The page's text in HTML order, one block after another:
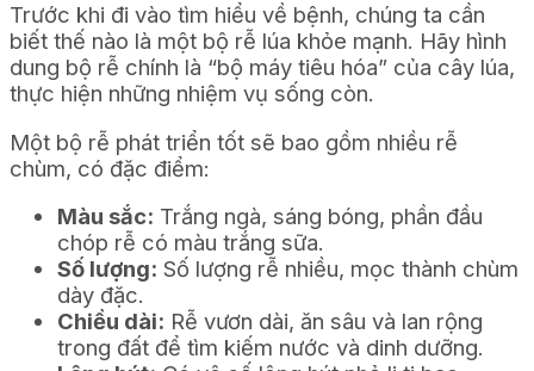
Trước khi đi vào tìm hiểu về bệnh, chúng ta cần
biết thế nào là một bộ rễ lúa khỏe mạnh. Hãy hình
dung bộ rễ chính là “bộ máy tiêu hóa” của cây lúa,
thực hiện những nhiệm vụ sống còn.
Một bộ rễ phát triển tốt sẽ bao gồm nhiều rễ
chùm, có đặc điểm:
Màu sắc: Trắng ngà, sáng bóng, phần đầu
chóp rễ có màu trắng sữa.
Số lượng: Số lượng rễ nhiều, mọc thành chùm
dày đặc.
Chiều dài: Rễ vươn dài, ăn sâu và lan rộng
trong đất để tìm kiếm nước và dinh dưỡng.